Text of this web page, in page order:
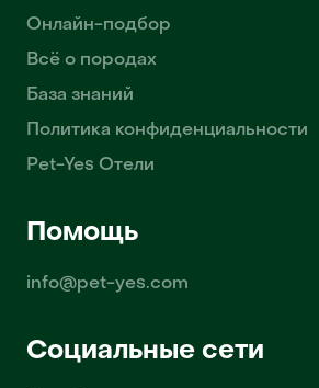
Онлайн-подбор
Всё о породах
База знаний
Политика конфиденциальности
Pet-Yes Отели
Помощь
info@pet-yes.com
Социальные сети